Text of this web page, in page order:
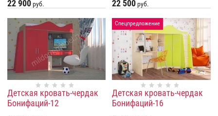
22 900 руб. 22 500 руб.
Детская кровать-чердак
Бонифаций-12
Спецпредложение
Детская кровать-чердак
Бонифаций-16